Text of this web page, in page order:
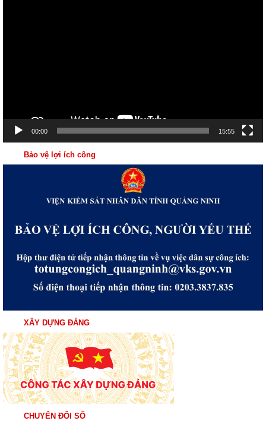
00:00 15:55
Bảo vệ lợi ích công
XÂY DỰNG ĐẢNG
CHUYỂN ĐỔI SỐ